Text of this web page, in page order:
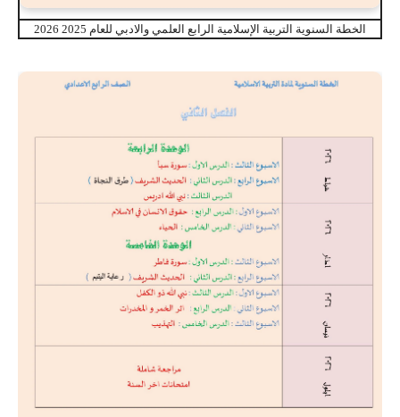
الخطة السنوية التربية الإسلامية الرابع العلمي والادبي للعام 2025 2026